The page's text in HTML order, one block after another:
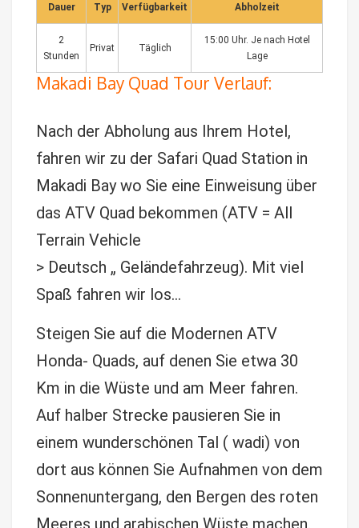
Dauer Typ Verfügbarkeit Abholzeit
2
Stunden
Privat Täglich
15:00 Uhr. Je nach Hotel
Lage
Makadi Bay Quad Tour Verlauf:
Nach der Abholung aus Ihrem Hotel,
fahren wir zu der Safari Quad Station in
Makadi Bay wo Sie eine Einweisung über
das ATV Quad bekommen (ATV = All
Terrain Vehicle
> Deutsch „ Geländefahrzeug). Mit viel
Spaß fahren wir los…
Steigen Sie auf die Modernen ATV
Honda- Quads, auf denen Sie etwa 30
Km in die Wüste und am Meer fahren.
Auf halber Strecke pausieren Sie in
einem wunderschönen Tal ( wadi) von
dort aus können Sie Aufnahmen von dem
Sonnenuntergang, den Bergen des roten
Meeres und arabischen Wüste machen.